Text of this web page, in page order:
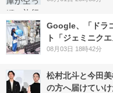
Google、「ドラ
ト「ジェミニク
08月03日 18時42分
松村北斗と今田
の方へ届けていけ